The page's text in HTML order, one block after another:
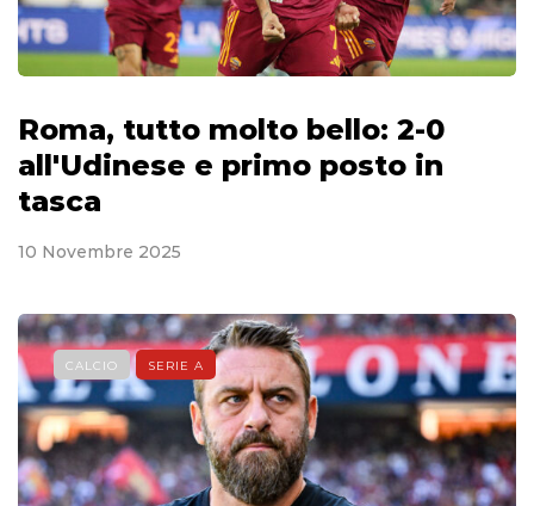
Roma, tutto molto bello: 2-0
all'Udinese e primo posto in
tasca
10 Novembre 2025
CALCIO SERIE A